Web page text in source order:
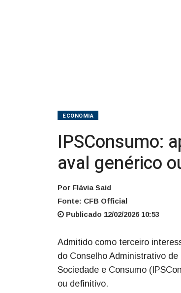
ECONOMIA
IPSConsumo:
aval genérico
Por Flávia Said
Fonte: CFB Official
Publicado 12/02/2026 10:53
Admitido como terceiro
do Conselho Administrativo
Sociedade e Consumo
ou definitivo.